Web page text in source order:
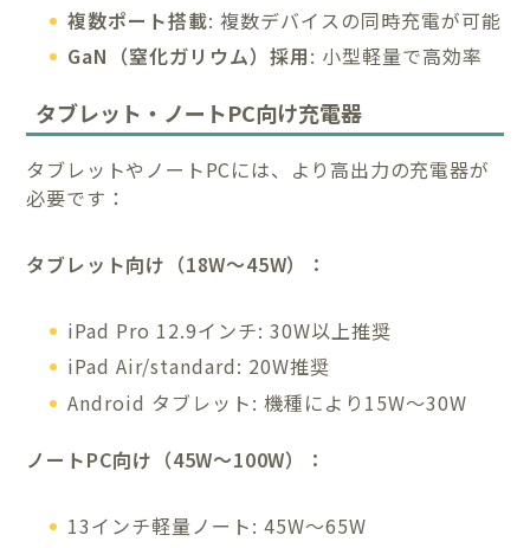
複数ポート搭載: 複数デバイスの同時充電が可能
GaN（窒化ガリウム）採用: 小型軽量で高効率
タブレット・ノートPC向け充電器
タブレットやノートPCには、より高出力の充電器が
必要です：
タブレット向け（18W～45W）：
iPad Pro 12.9インチ: 30W以上推奨
iPad Air/standard: 20W推奨
Android タブレット: 機種により15W～30W
ノートPC向け（45W～100W）：
13インチ軽量ノート: 45W～65W